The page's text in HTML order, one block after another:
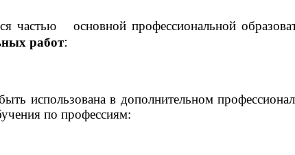
частью основной профессиональной
работ:
использована в дополнительном
по профессиям: